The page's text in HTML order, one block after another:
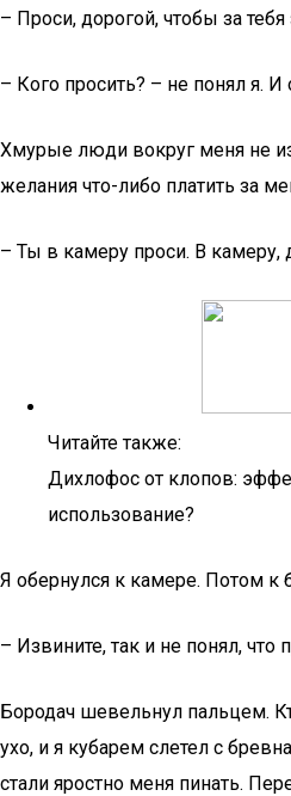
– Проси, дорогой, чтобы за
– Кого просить? – не понял я. И
Хмурые люди вокруг меня не
желания что-либо платить за
– Ты в камеру проси. В камеру,
Читайте также:
Дихлофос от клопов:
использование?
Я обернулся к камере. Потом к
– Извините, так и не понял, что
Бородач шевельнул пальцем.
ухо, и я кубарем слетел с
стали яростно меня пинать.